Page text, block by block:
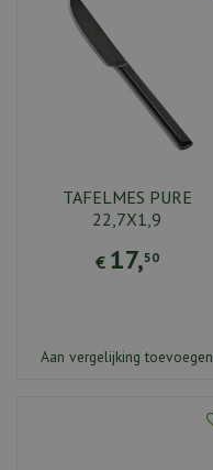
TAFELMES PURE
22,7X1,9
€ 17,50
Aan vergelijking toevoegen